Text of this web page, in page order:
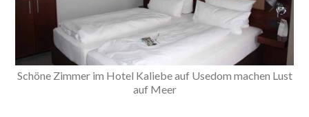
Schöne Zimmer im Hotel Kaliebe auf Usedom machen Lust
auf Meer